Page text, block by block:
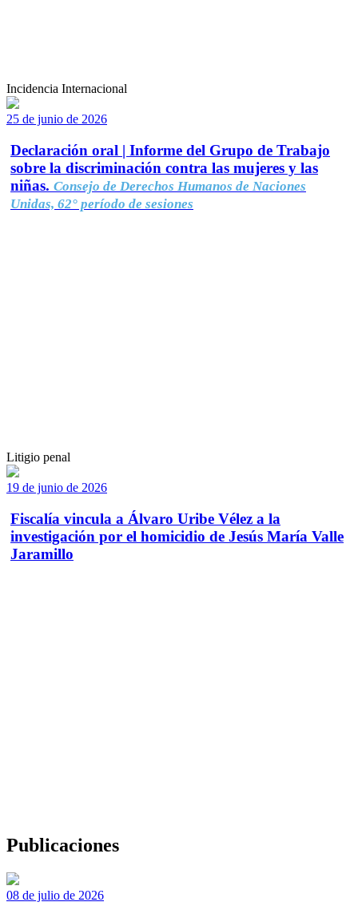
Incidencia Internacional
25 de junio de 2026
Declaración oral | Informe del Grupo de Trabajo
sobre la discriminación contra las mujeres y las
niñas. Consejo de Derechos Humanos de Naciones
Unidas, 62° período de sesiones
Litigio penal
19 de junio de 2026
Fiscalía vincula a Álvaro Uribe Vélez a la
investigación por el homicidio de Jesús María Valle
Jaramillo
Publicaciones
08 de julio de 2026